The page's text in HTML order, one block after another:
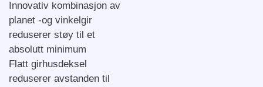
Innovativ kombinasjon av
planet -og vinkelgir
reduserer støy til et
absolutt minimum
Flatt girhusdeksel
reduserer avstanden til